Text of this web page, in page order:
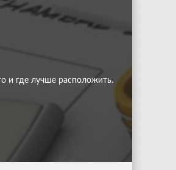
и где лучше расположить.